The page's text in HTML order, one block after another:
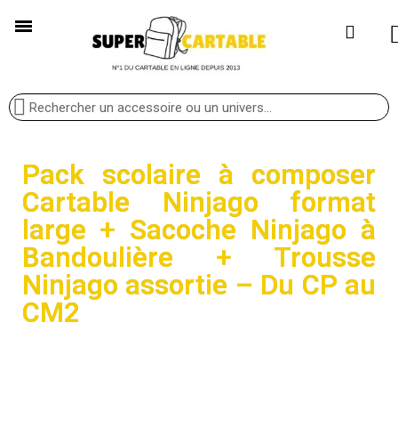
Pack scolaire à composer
Cartable Ninjago format
large + Sacoche Ninjago à
Bandoulière + Trousse
Ninjago assortie – Du CP au
CM2